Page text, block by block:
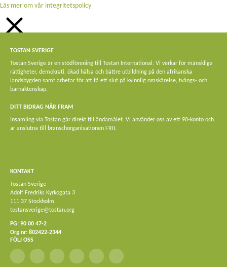
TOSTAN SVERIGE
Tostan Sverige är en stödförening till Tostan International. Vi verkar för mänskliga
rättigheter, demokrati, ökad hälsa och bättre utbildning på den afrikanska
landsbygden samt arbetar för att få ett slut på kvinnlig omskärelse, tvångs- och
barnäktenskap.
DITT BIDRAG NÅR FRAM
Insamling via Tostan går direkt till ändamålet. Vi använder oss av ett 90-konto och
är anslutna till branschorganisationen FRII.
KONTAKT
Tostan Sverige
Adolf Fredriks Kyrkogata 3
111 37 Stockholm
tostansverige@tostan.org
PG: 90 00 47-2
Org nr: 802422-2344
FÖLJ OSS
Läs mer om vår integritetspolicy
STÄNG
Privacy Overview
This website uses cookies to improve your experience while you navigate
through the website. Out of these, the cookies that are categorized as
basic functionalities of the website. We also use third-party cookies that help us
analyze and understand how you use this website. These cookies will be stored
in your browser only with your consent. You also have the option to opt-out of
Necessary cookies are absolutely essential for the website to function properly.
This category only includes cookies that ensures basic functionalities and
security features of the website. These cookies do not store any personal
Non-necessary
Non-necessary
Any cookies that may not be particularly necessary for the website to function
and is used specifically to collect user personal data via analytics, ads, other